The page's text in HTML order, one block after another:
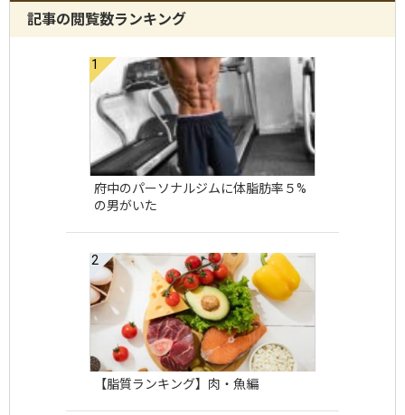
記事の閲覧数ランキング
府中のパーソナルジムに体脂肪率５%
の男がいた
【脂質ランキング】肉・魚編